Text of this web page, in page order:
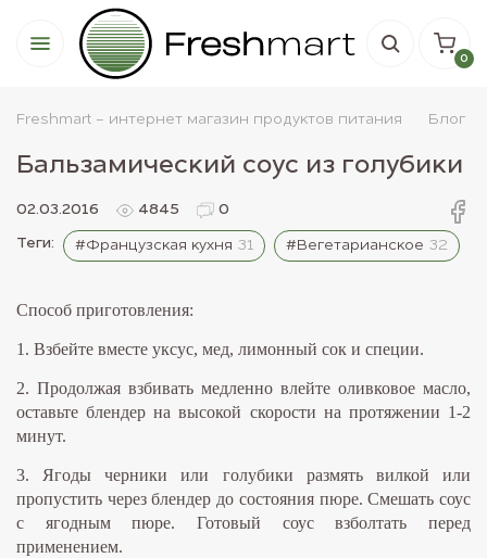
0
Freshmart - интернет магазин продуктов питания Блог
Бальзамический соус из голубики
02.03.2016 4845 0
Теги: #Французская кухня 31 #Вегетарианское 32
Способ приготовления:
1. Взбейте вместе уксус, мед, лимонный сок и специи.
2. Продолжая взбивать медленно влейте оливковое масло,
оставьте блендер на высокой скорости на протяжении 1-2
минут.
3. Ягоды черники или голубики размять вилкой или
пропустить через блендер до состояния пюре. Смешать соус
с ягодным пюре. Готовый соус взболтать перед
применением.